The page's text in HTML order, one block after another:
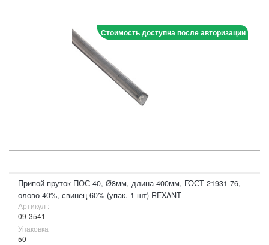
Стоимость доступна после авторизации
Припой пруток ПОС-40, Ø8мм, длина 400мм, ГОСТ 21931-76,
олово 40%, свинец 60% (упак. 1 шт) REXANT
Артикул :
09-3541
Упаковка
50